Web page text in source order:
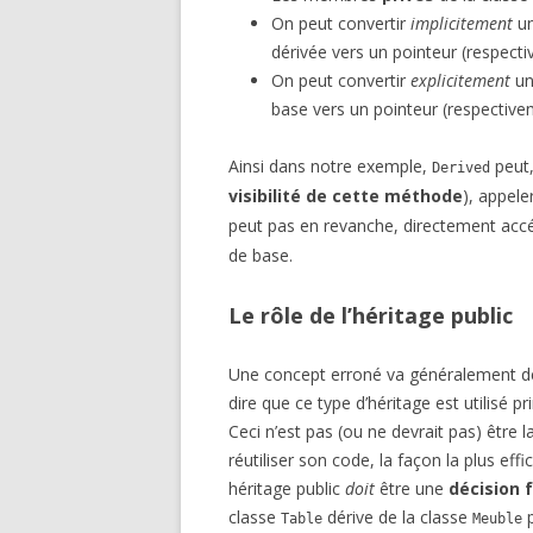
On peut convertir implicitement
dérivée vers un pointeur
On peut convertir explicitement
base vers un pointeur
Ainsi dans notre exemple, Derived
visibilité de cette méthode),
peut pas en revanche, directement
de base.
Le rôle de l’héritage public
Une concept erroné va généralement
dire que ce type d’héritage est utilisé
Ceci n’est pas (ou ne devrait pas) être
réutiliser son code, la façon la plus
héritage public doit être une décision
classe Table dérive de la classe Meuble